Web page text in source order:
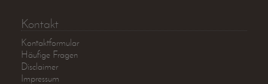
Kontakt
Kontaktformular
Häufige Fragen
Disclaimer
Impressum